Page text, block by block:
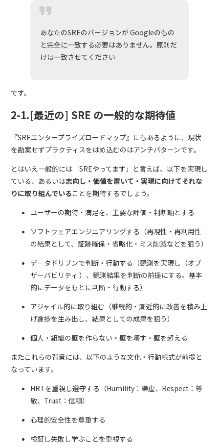
あなたのSREのバージョンが Googleのもの
と完全に一致する必要はありません。原則だ
けは一致させてください
です。
2-1.[最近の] SRE の一般的な期待値
『SREエンタープライズロードマップ』にもあるように、現状
を勘案せずプラクティスをはめ込むのはアンチパターンです。
とはいえ一般的には「SREやってます」と言えば、以下を実現し
ている、あるいは志向し・価値を置いて・実現に向けてそれな
りに取り組んでいることを期待するでしょう。
ユーザーの期待・満足を、主要な評価・判断軸とする
ソフトウェアエンジニアリングする（再現性・再利用性
の結果として、証跡確保・省略化・ミス削減などを狙う）
データドリブンで判断・行動する（観測を実現し（オブ
ザーバビリティ ）、観測結果を判断の前提にする。基本
的にデータをもとに判断・行動する）
アジャイル的に取り組む（継続的・漸近的に改善を積み上
げ進捗を生み出し、結果としての成果を狙う）
個人・組織の壁を作らない・壁を壊す・壁を超える
またこれらの背景には、以下のような文化・行動様式が前提と
なっています。
HRTを重視し遵守する（Humility：謙虚、Respect：尊
敬、Trust：信頼）
心理的安全性を尊重する
検証し失敗し学ぶことを重視する